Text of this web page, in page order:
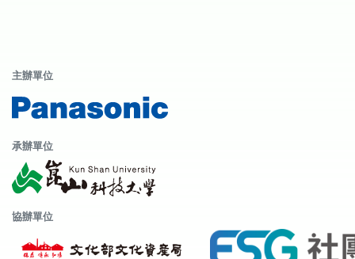
主辦單位
承辦單位
協辦單位